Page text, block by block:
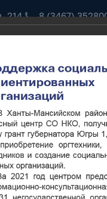
214 8 (3467)
сайт